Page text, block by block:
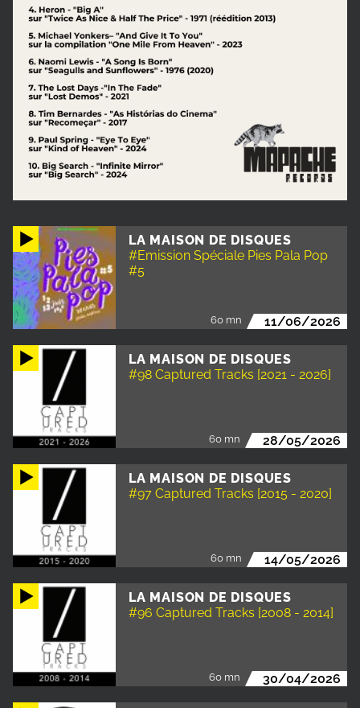
LA MAISON DE DISQUES
#Emission Spéciale Pies Pala Pop
#5
60 mn 11/06/2026
LA MAISON DE DISQUES
#98 Captured Tracks [2021 - 2026]
60 mn 28/05/2026
LA MAISON DE DISQUES
#97 Captured Tracks [2015 - 2020]
60 mn 14/05/2026
LA MAISON DE DISQUES
#96 Captured Tracks [2008 - 2014]
60 mn 30/04/2026